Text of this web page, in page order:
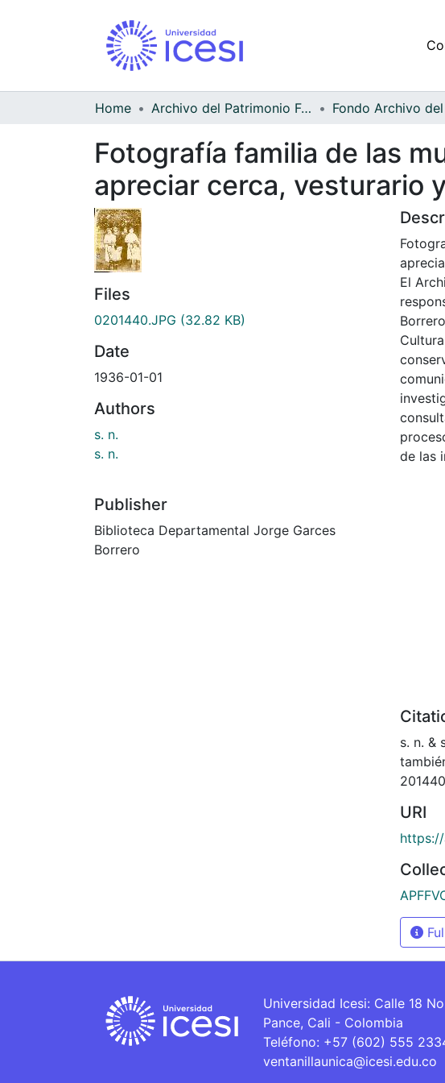
Home Archivo del Patrimonio Fotográfico y Fílmico del Valle del Cauca
Fotografía familia de las
apreciar cerca, vesturario
Files
0201440.JPG (32.82 KB)
Date
1936-01-01
Authors
s. n.
s. n.
Publisher
Biblioteca Departamental Jorge Garces
Borrero
El
de las
s. n. &
URI
Universidad Icesi: Calle 18
Pance, Cali - Colombia
Teléfono: +57 (602) 555
ventanillaunica@icesi.edu.co